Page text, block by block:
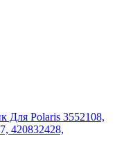
Для Polaris 3552108,
420832428,